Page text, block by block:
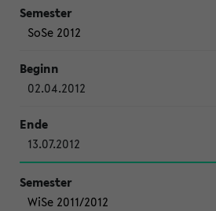
SoSe 2012
02.04.2012
13.07.2012
WiSe 2011/2012